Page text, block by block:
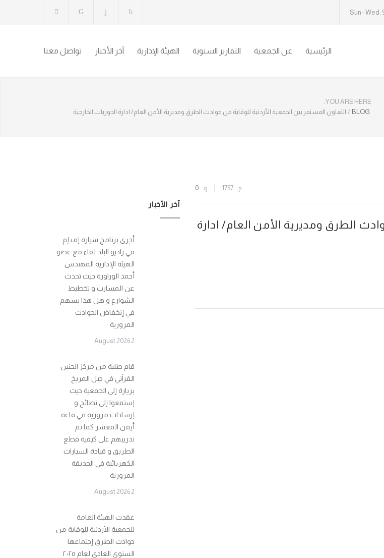
Sun - Wed:
الرئيسية عن الجمعية التقارير السنوية الهيئة الإدارية آخر الأخبار تواصل معنا
YOU ARE HERE:
BLOG
/ التعاون المستمر بين الجمعية الأردنية للوقاية من حوادث الطرق ومديرية الأمن العام/ ادارة الدوريات الخارجية
1757
0
الطرق ومديرية الأمن العام/ ادارة
آخر الأخبار
أجرى برنامج سيارة إف إم
في راديو البلد لقاء مع عضو
الهيئة الإدارية المهندس
أحمد الوراورة حيث تحدث
عن المسارب و تخطيط
الشوارع و هل هذا يسهم
في إنخفاض الحوادث
المرورية
2 August 2026
قام طلبة من مركز الحنين
القرآني في جبل المريخ
بزيارة إلى الجمعية حيث
إستمعوا إلى نصائح و
إرشادات مرورية في قاعة
أيمن المعشر كما تم
تدريبهم على كيفية قطع
الطريق و قيادة السيارات
الكهربائية في الحديقة
المرورية
2 August 2026
عقدت الهيئة العامة
للجمعية الأردنية للوقاية من
حوادث الطرق إجتماعها
السنوي العادي لعام ٢٠٢٥